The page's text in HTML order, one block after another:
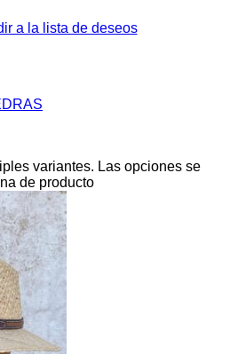
a la lista de deseos
variantes. Las opciones se
de producto